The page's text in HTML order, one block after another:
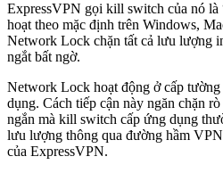
ExpressVPN gọi kill switch của nó
hoạt theo mặc định trên Windows,
Network Lock chặn tất cả lưu lượng
ngắt bất ngờ.
Network Lock hoạt động ở cấp
dụng. Cách tiếp cận này ngăn chặn
ngắn mà kill switch cấp ứng dụng
lưu lượng thông qua đường hầm
của ExpressVPN.